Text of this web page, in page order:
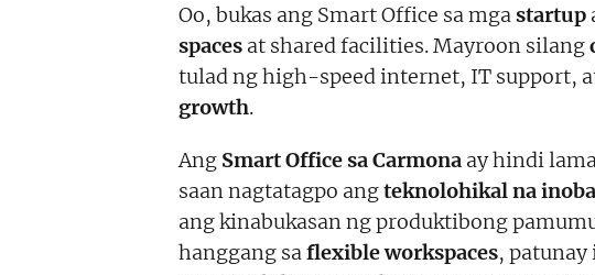
Oo, bukas ang Smart Office sa mga startup
spaces at shared facilities. Mayroon silang
tulad ng high-speed internet, IT support,
growth.
Ang Smart Office sa Carmona ay hindi
saan nagtatagpo angteknolohikal na
ang kinabukasan ng produktibong
hanggang saflexible workspaces, patunay